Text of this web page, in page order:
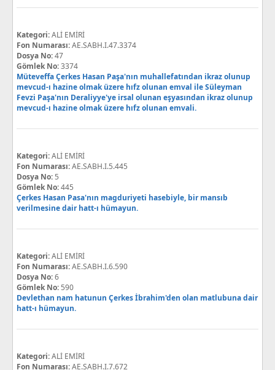
Kategori:ALİ EMİRİ
Fon Numarası:AE.SABH.I.47.3374
Dosya No:47
Gömlek No:3374
Müteveffa Çerkes Hasan Paşa'nın muhallefatından ikraz olunup
mevcud-ı hazine olmak üzere hıfz olunan emval ile Süleyman
Fevzi Paşa'nın Deraliyye'ye irsal olunan eşyasından ikraz olunup
mevcud-ı hazine olmak üzere hıfz olunan emvali.
Kategori:ALİ EMİRİ
Fon Numarası:AE.SABH.I.5.445
Dosya No: 5
Gömlek No:445
Çerkes Hasan Pasa'nın magduriyeti hasebiyle, bir mansıb
verilmesine dair hatt-ı hümayun.
Kategori:ALİ EMİRİ
Fon Numarası:AE.SABH.I.6.590
Dosya No:6
Gömlek No: 590
Devlethan nam hatunun Çerkes İbrahim'den olan matlubuna dair
hatt-ı hümayun.
Kategori:ALİ EMİRİ
Fon Numarası:AE.SABH.I.7.672